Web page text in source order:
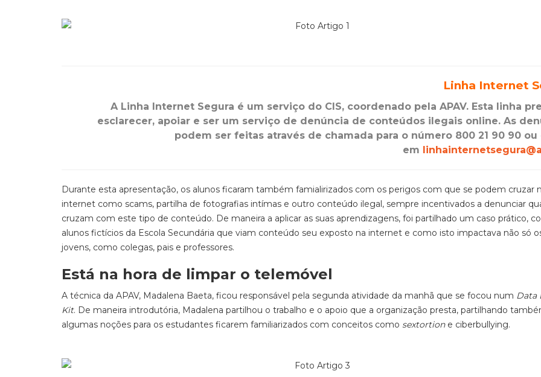
Linha Internet
A Linha Internet Segura é um serviço do CIS, coordenado pela APAV. Esta linha
esclarecer, apoiar e ser um serviço de denúncia de conteúdos ilegais online. As
podem ser feitas através de chamada para o número 800 21 90 90 ou
em
Durante esta apresentação, os alunos ficaram também famialirizados com os perigos com que se podem cruzar
internet como scams, partilha de fotografias intímas e outro conteúdo ilegal, sempre incentivados a denunciar
cruzam com este tipo de conteúdo. De maneira a aplicar as suas aprendizagens, foi partilhado um caso prático,
alunos fictícios da Escola Secundária que viam conteúdo seu exposto na internet e como isto impactava não só
jovens, como colegas, pais e professores.
Está na hora de limpar o telemóvel
A técnica da APAV, Madalena Baeta, ficou responsável pela segunda atividade da manhã que se focou num Data
Kit. De maneira introdutória, Madalena partilhou o trabalho e o apoio que a organização presta, partilhando
algumas noções para os estudantes ficarem familiarizados com conceitos como sextortion e ciberbullying.